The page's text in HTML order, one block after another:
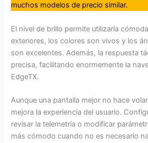
muchos modelos de precio similar.
El nivel de brillo permite utilizarla
exteriores, los colores son vivos y los
son excelentes. Además, la respuesta
precisa, facilitando enormemente la
EdgeTX.
Aunque una pantalla mejor no hace
mejora la experiencia del usuario.
revisar la telemetría o modificar
más cómodo cuando no es necesario